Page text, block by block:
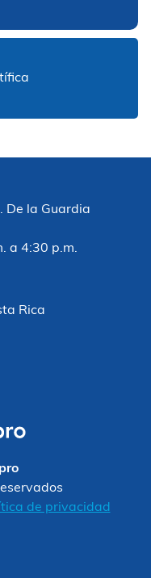
De la Guardia
a 4:30 p.m.
Rica
de privacidad